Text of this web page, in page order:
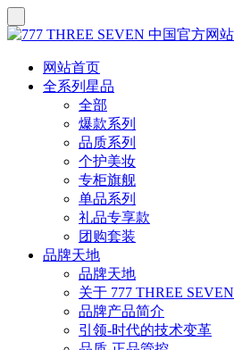
网站首页
全系列星品
全部
爆款系列
品质系列
个护美妆
专柜旗舰
单品系列
礼品专享款
团购套装
品牌天地
品牌天地
关于 777 THREE SEVEN
品牌产品简介
引领-时代的技术变革